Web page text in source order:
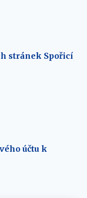
stránek Spořicí
účtu k